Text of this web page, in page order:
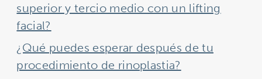
superior y tercio medio con un lifting
facial?
¿Qué puedes esperar después de tu
procedimiento de rinoplastia?